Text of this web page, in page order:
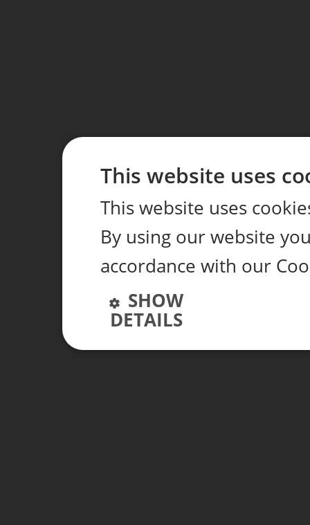
This website uses
This website uses
By using our website
accordance with our
SHOW
DETAILS